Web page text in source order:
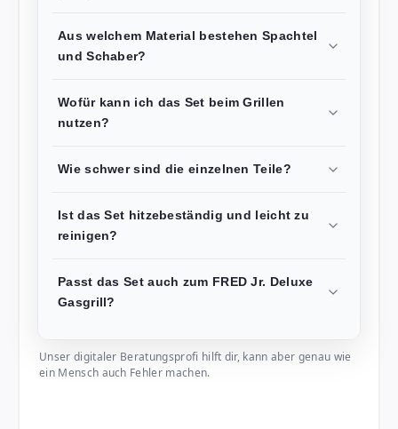
Aus welchem Material bestehen Spachtel
und Schaber?
Wofür kann ich das Set beim Grillen
nutzen?
Wie schwer sind die einzelnen Teile?
Ist das Set hitzebeständig und leicht zu
reinigen?
Passt das Set auch zum FRED Jr. Deluxe
Gasgrill?
Unser digitaler Beratungsprofi hilft dir, kann aber genau wie
ein Mensch auch Fehler machen.